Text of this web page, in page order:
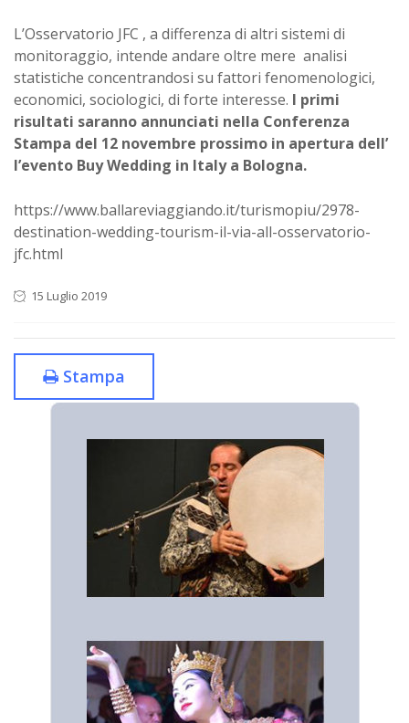
L’Osservatorio JFC , a differenza di altri sistemi di
monitoraggio, intende andare oltre mere analisi
statistiche concentrandosi su fattori fenomenologici,
economici, sociologici, di forte interesse. I primi
risultati saranno annunciati nella Conferenza
Stampa del 12 novembre prossimo in apertura dell’
l’evento Buy Wedding in Italy a Bologna.
https://www.ballareviaggiando.it/turismopiu/2978-
destination-wedding-tourism-il-via-all-osservatorio-
jfc.html
15 Luglio 2019
Stampa